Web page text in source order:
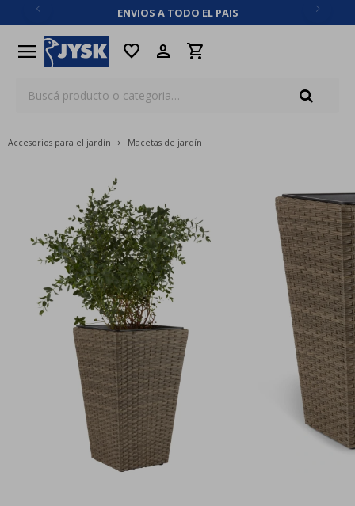
ENVIOS A TODO EL PAIS
menu favorite
Accesorios para el jardín Macetas de jardín
close